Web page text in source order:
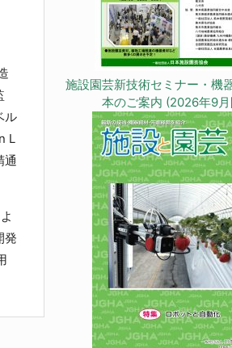
ル
L
通
発
施設園芸新技術セミナー・機
本のご案内 (2026年9